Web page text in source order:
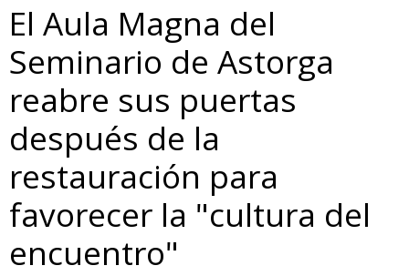
El Aula Magna del
Seminario de Astorga
reabre sus puertas
después de la
restauración para
favorecer la "cultura del
encuentro"